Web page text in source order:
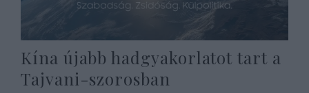
Kína újabb hadgyakorlatot tart a
Tajvani-szorosban